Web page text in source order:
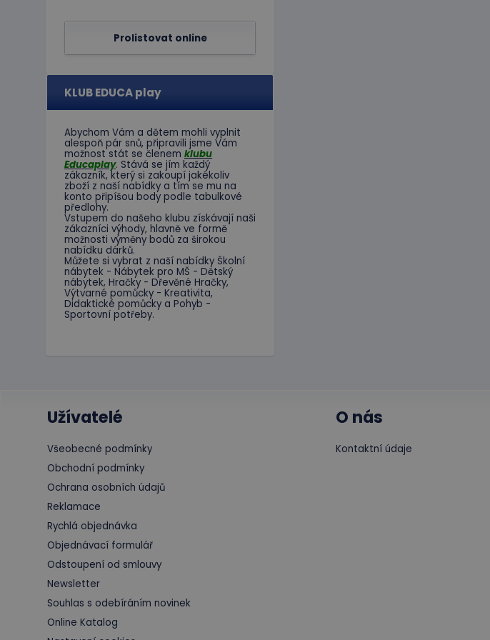
Prolistovat online
KLUB EDUCA play
Abychom Vám a dětem mohli vyplnit
alespoň pár snů, připravili jsme Vám
možnost stát se členem klubu
Educaplay. Stává se jím každý
zákazník, který si zakoupí jakékoliv
zboží z naší nabídky a tím se mu na
konto připíšou body podle tabulkové
předlohy.
Vstupem do našeho klubu získávají naši
zákazníci výhody, hlavně ve formě
možnosti výměny bodů za širokou
nabídku dárků.
Můžete si vybrat z naší nabídky Školní
nábytek - Nábytek pro MŠ - Dětský
nábytek, Hračky - Dřevěné Hračky,
Výtvarné pomůcky - Kreativita,
Didaktické pomůcky a Pohyb -
Sportovní potřeby.
Užívatelé
Všeobecné podmínky
Obchodní podmínky
Ochrana osobních údajů
Reklamace
Rychlá objednávka
Objednávací formulář
Odstoupení od smlouvy
Newsletter
Souhlas s odebíráním novinek
Online Katalog
O nás
Kontaktní údaje